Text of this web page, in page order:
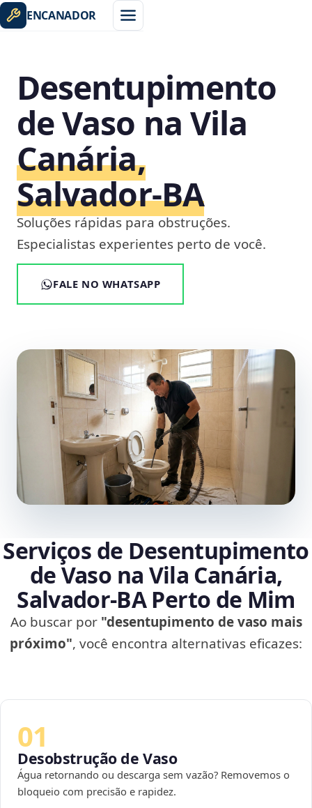
ENCANADOR
Desentupimento
de Vaso na Vila
Canária,
Salvador‑BA
Soluções rápidas para obstruções.
Especialistas experientes perto de você.
FALE NO WHATSAPP
Serviços de Desentupimento
de Vaso na Vila Canária,
Salvador‑BA Perto de Mim
Ao buscar por "desentupimento de vaso mais
próximo", você encontra alternativas eficazes:
01
Desobstrução de Vaso
Água retornando ou descarga sem vazão? Removemos o
bloqueio com precisão e rapidez.